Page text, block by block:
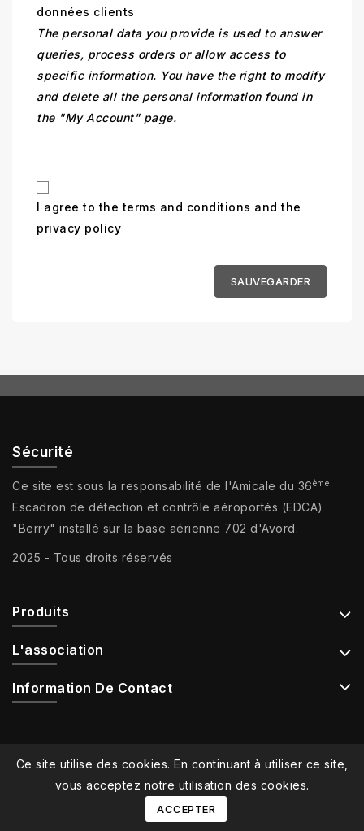
données clients
The personal data you provide is used to answer
queries, process orders or allow access to
specific information. You have the right to modify
and delete all the personal information found in
the "My Account" page.
I agree to the terms and conditions and the
privacy policy
SAUVEGARDER
Sécurité
Ce site est sous la responsabilité de l'Amicale du 36ème
Escadron de détection et contrôle aéroportés (EDCA)
"Berry" installé sur la base aérienne 702 d'Avord.
2025 - Tous droits réservés
Produits
L'association
Information De Contact
Ce site utilise des cookies. En continuant à utiliser ce site,
vous acceptez notre utilisation des cookies.
ACCEPTER